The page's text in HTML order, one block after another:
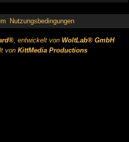
Nutzungsbedingungen
, entwickelt von WoltLab® GmbH
von KittMedia Productions